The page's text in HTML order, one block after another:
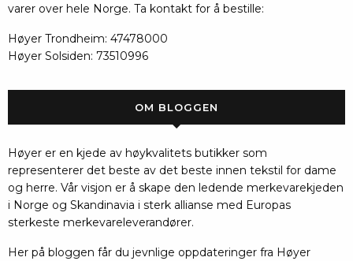
varer over hele Norge. Ta kontakt for å bestille:
Høyer Trondheim: 47478000
Høyer Solsiden: 73510996
OM BLOGGEN
Høyer er en kjede av høykvalitets butikker som
representerer det beste av det beste innen tekstil for dame
og herre. Vår visjon er å skape den ledende merkevarekjeden
i Norge og Skandinavia i sterk allianse med Europas
sterkeste merkevareleverandører.
Her på bloggen får du jevnlige oppdateringer fra Høyer